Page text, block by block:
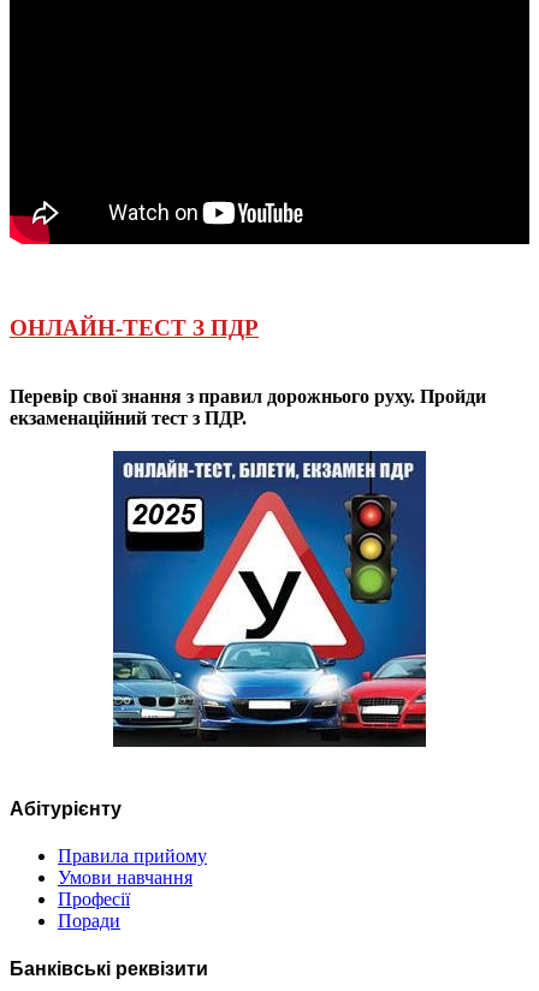
ОНЛАЙН-ТЕСТ З ПДР
Перевір свої знання з правил дорожнього руху. Пройди
екзаменаційний тест з ПДР.
Абітурієнту
Правила прийому
Умови навчання
Професії
Поради
Банківські реквізити